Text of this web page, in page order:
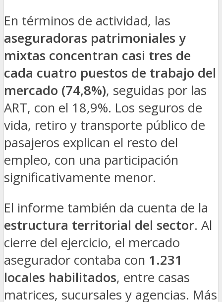
En términos de actividad, las
aseguradoras patrimoniales y
mixtas concentran casi tres de
cada cuatro puestos de trabajo del
mercado (74,8%), seguidas por las
ART, con el 18,9%. Los seguros de
vida, retiro y transporte público de
pasajeros explican el resto del
empleo, con una participación
significativamente menor.
El informe también da cuenta de la
estructura territorial del sector. Al
cierre del ejercicio, el mercado
asegurador contaba con 1.231
locales habilitados, entre casas
matrices, sucursales y agencias. Más